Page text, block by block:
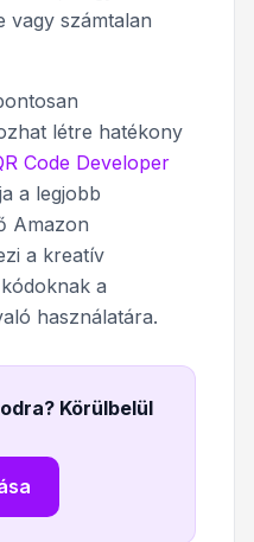
vagy számtalan
létre hatékony
Code Developer
a legjobb
Amazon
a kreatív
a
használatára.
Körülbelül